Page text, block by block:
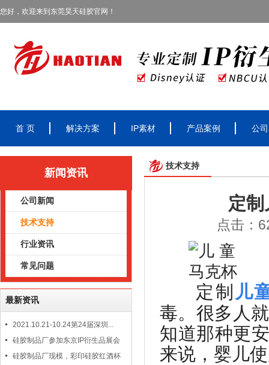
您好，欢迎来到东莞昊天硅胶官网！
首 页 解决方案 IP素材 产品案例 公
新闻资讯
公司新闻
技术支持
行业资讯
常见问题
最新资讯
2021.10.21-10.24第24届深圳...
硅胶制品厂参加东京IP衍生品展会
硅胶制品厂现模，彩印硅胶红酒杯
技术支持
定
点击：
定制 儿
毒。很多人
知道那种更
来说，婴儿